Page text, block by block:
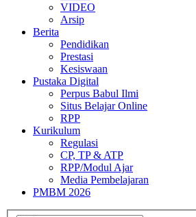
VIDEO
Arsip
Berita
Pendidikan
Prestasi
Kesiswaan
Pustaka Digital
Perpus Babul Ilmi
Situs Belajar Online
RPP
Kurikulum
Regulasi
CP, TP & ATP
RPP/Modul Ajar
Media Pembelajaran
PMBM 2026